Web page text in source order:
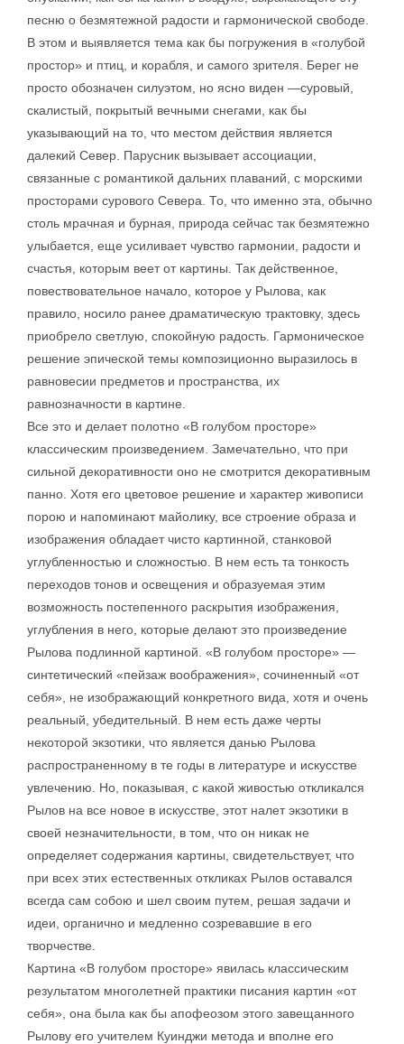
песню о безмятежной радости и гармонической свободе.
В этом и выявляется тема как бы погружения в «голубой
простор» и птиц, и корабля, и самого зрителя. Берег не
просто обозначен силуэтом, но ясно виден —суровый,
скалистый, покрытый вечными снегами, как бы
указывающий на то, что местом действия является
далекий Север. Парусник вызывает ассоциации,
связанные с романтикой дальних плаваний, с морскими
просторами сурового Севера. То, что именно эта, обычно
столь мрачная и бурная, природа сейчас так безмятежно
улыбается, еще усиливает чувство гармонии, радости и
счастья, которым веет от картины. Так действенное,
повествовательное начало, которое у Рылова, как
правило, носило ранее драматическую трактовку, здесь
приобрело светлую, спокойную радость. Гармоническое
решение эпической темы композиционно выразилось в
равновесии предметов и пространства, их
равнозначности в картине.
Все это и делает полотно «В голубом просторе»
классическим произведением. Замечательно, что при
сильной декоративности оно не смотрится декоративным
панно. Хотя его цветовое решение и характер живописи
порою и напоминают майолику, все строение образа и
изображения обладает чисто картинной, станковой
углубленностью и сложностью. В нем есть та тонкость
переходов тонов и освещения и образуемая этим
возможность постепенного раскрытия изображения,
углубления в него, которые делают это произведение
Рылова подлинной картиной. «В голубом просторе» —
синтетический «пейзаж воображения», сочиненный «от
себя», не изображающий конкретного вида, хотя и очень
реальный, убедительный. В нем есть даже черты
некоторой экзотики, что является данью Рылова
распространенному в те годы в литературе и искусстве
увлечению. Но, показывая, с какой живостью откликался
Рылов на все новое в искусстве, этот налет экзотики в
своей незначительности, в том, что он никак не
определяет содержания картины, свидетельствует, что
при всех этих естественных откликах Рылов оставался
всегда сам собою и шел своим путем, решая задачи и
идеи, органично и медленно созревавшие в его
творчестве.
Картина «В голубом просторе» явилась классическим
результатом многолетней практики писания картин «от
себя», она была как бы апофеозом этого завещанного
Рылову его учителем Куинджи метода и вполне его